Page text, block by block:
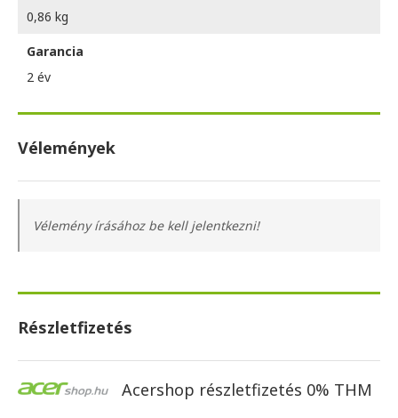
0,86 kg
Garancia
2 év
Vélemények
Vélemény írásához be kell jelentkezni!
Részletfizetés
Acershop részletfizetés 0% THM